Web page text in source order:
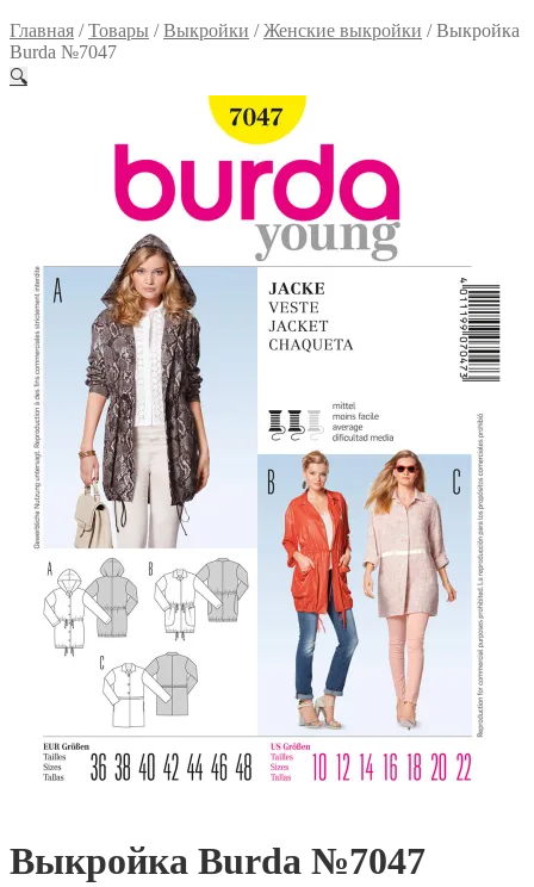
Главная /Товары /Выкройки /Женские выкройки /Выкройка
Burda №7047
🔍
Выкройка Burda №7047